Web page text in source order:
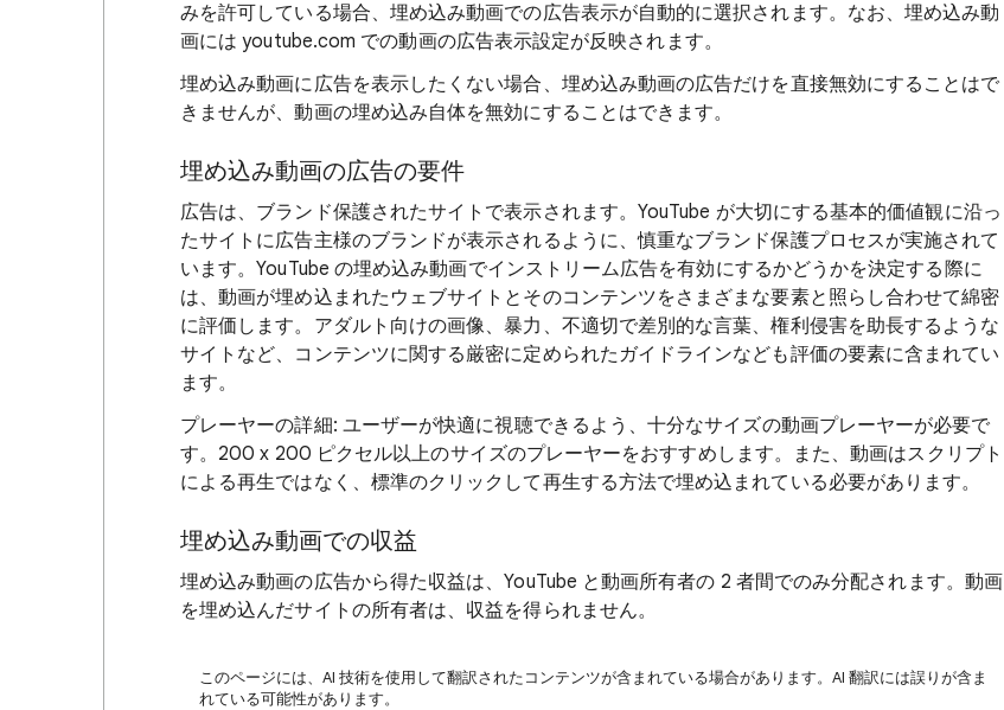
みを許可している場合、埋め込み動画での広告表示が自動的に選択されます。なお、埋め込み動
画には youtube.com での動画の広告表示設定が反映されます。
埋め込み動画に広告を表示したくない場合、埋め込み動画の広告だけを直接無効にすることはで
きませんが、動画の埋め込み自体を無効にすることはできます。
埋め込み動画の広告の要件
広告は、ブランド保護されたサイトで表示されます。YouTube が大切にする基本的価値観に沿っ
たサイトに広告主様のブランドが表示されるように、慎重なブランド保護プロセスが実施されて
います。YouTube の埋め込み動画でインストリーム広告を有効にするかどうかを決定する際に
は、動画が埋め込まれたウェブサイトとそのコンテンツをさまざまな要素と照らし合わせて綿密
に評価します。アダルト向けの画像、暴力、不適切で差別的な言葉、権利侵害を助長するような
サイトなど、コンテンツに関する厳密に定められたガイドラインなども評価の要素に含まれてい
ます。
プレーヤーの詳細: ユーザーが快適に視聴できるよう、十分なサイズの動画プレーヤーが必要で
す。200 x 200 ピクセル以上のサイズのプレーヤーをおすすめします。また、動画はスクリプト
による再生ではなく、標準のクリックして再生する方法で埋め込まれている必要があります。
埋め込み動画での収益
埋め込み動画の広告から得た収益は、YouTube と動画所有者の 2 者間でのみ分配されます。動画
を埋め込んだサイトの所有者は、収益を得られません。
このページには、AI 技術を使用して翻訳されたコンテンツが含まれている場合があります。AI 翻訳には誤りが含ま
れている可能性があります。